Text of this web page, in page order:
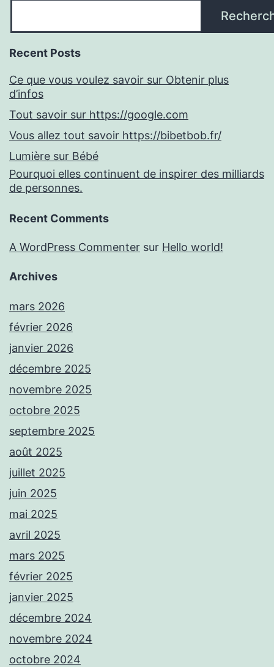
Recent Posts
Ce que vous voulez savoir sur Obtenir plus
d’infos
Tout savoir sur https://google.com
Vous allez tout savoir https://bibetbob.fr/
Lumière sur Bébé
Pourquoi elles continuent de inspirer des milliards
de personnes.
Recent Comments
A WordPress Commenter sur Hello world!
Archives
mars 2026
février 2026
janvier 2026
décembre 2025
novembre 2025
octobre 2025
septembre 2025
août 2025
juillet 2025
juin 2025
mai 2025
avril 2025
mars 2025
février 2025
janvier 2025
décembre 2024
novembre 2024
octobre 2024